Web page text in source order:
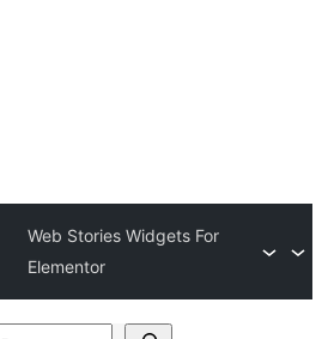
Web Stories Widgets For
Elementor